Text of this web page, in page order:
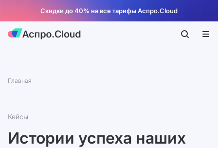
Скидки до 40% на все тарифы Аспро.Cloud
Главная
Кейсы
Истории успеха наших